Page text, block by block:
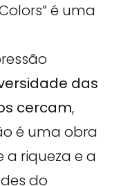
é uma
das
cercam,
é uma obra
a riqueza e a
do